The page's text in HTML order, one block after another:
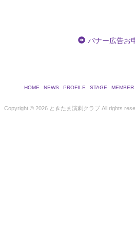
バナー広告お
HOME NEWS PROFILE STAGE MEMBER
Copyright © 2026 ときたま演劇クラブ All rights